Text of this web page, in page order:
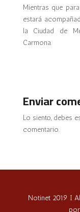
Mientras que
estará
la Ciudad de
Carmona.
Enviar
Lo siento, debes
comentario.
Notinet 2019 I